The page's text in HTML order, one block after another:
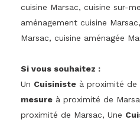
cuisine Marsac, cuisine sur-
aménagement cuisine
Marsac, cuisine aménagée
Si vous souhaitez :
Un Cuisiniste à proximité de
mesure à proximité de
proximité de Marsac, Une